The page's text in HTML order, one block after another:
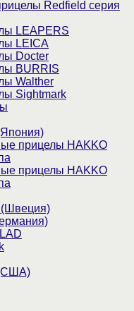
Redfield серия
LEAPERS
LEICA
Docter
BURRIS
Walther
Sightmark
прицелы HAKKO
прицелы HAKKO